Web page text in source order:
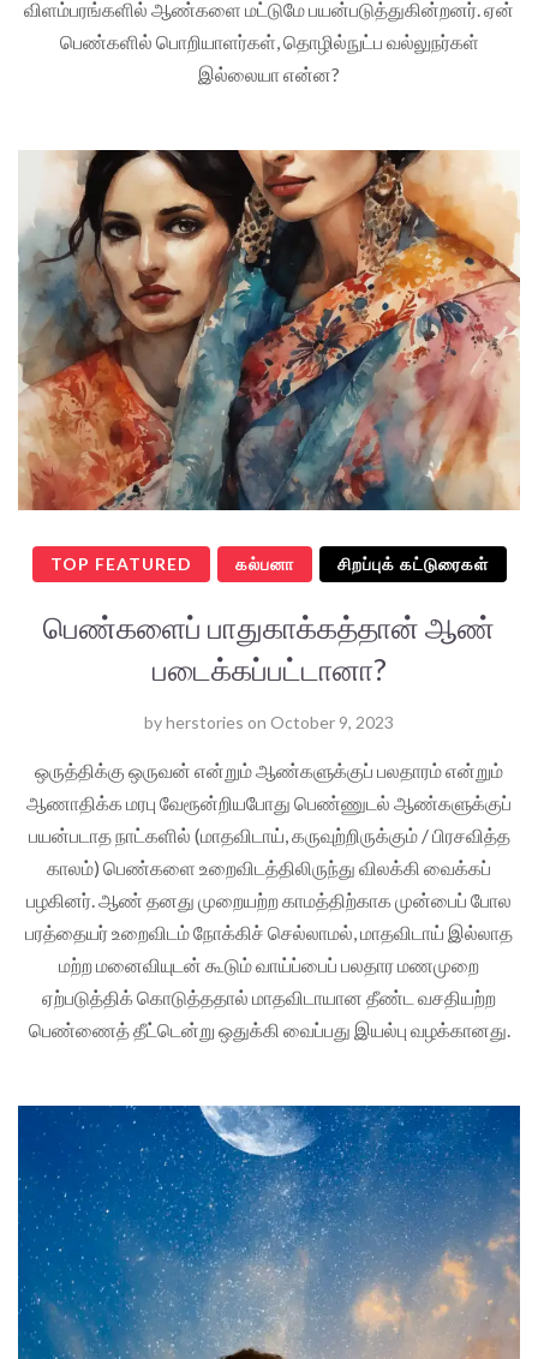
விளம்பரங்களில் ஆண்களை மட்டுமே பயன்படுத்துகின்றனர். ஏன்
பெண்களில் பொறியாளர்கள், தொழில்நுட்ப வல்லுநர்கள்
இல்லையா என்ன?
TOP FEATURED கல்பனா சிறப்புக் கட்டுரைகள்
பெண்களைப் பாதுகாக்கத்தான் ஆண்
படைக்கப்பட்டானா?
byherstories on October 9, 2023
ஒருத்திக்கு ஒருவன் என்றும் ஆண்களுக்குப் பலதாரம் என்றும்
ஆணாதிக்க மரபு வேரூன்றியபோது பெண்ணுடல் ஆண்களுக்குப்
பயன்படாத நாட்களில் (மாதவிடாய், கருவுற்றிருக்கும் / பிரசவித்த
காலம்) பெண்களை உறைவிடத்திலிருந்து விலக்கி வைக்கப்
பழகினர். ஆண் தனது முறையற்ற காமத்திற்காக முன்பைப் போல
பரத்தையர் உறைவிடம் நோக்கிச் செல்லாமல், மாதவிடாய் இல்லாத
மற்ற மனைவியுடன் கூடும் வாய்ப்பைப் பலதார மணமுறை
ஏற்படுத்திக் கொடுத்ததால் மாதவிடாயான தீண்ட வசதியற்ற
பெண்ணைத் தீட்டென்று ஒதுக்கி வைப்பது இயல்பு வழக்கானது.